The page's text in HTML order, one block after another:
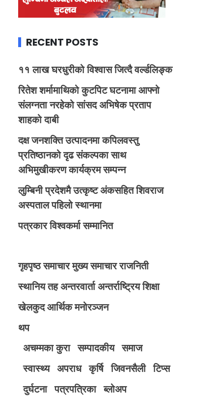
RECENT POSTS
११ लाख घरधुरीको विश्वास जित्दै वर्ल्डलिङ्क
रितेश शर्मामाथिको कुटपिट घटनामा आफ्नो
संलग्नता नरहेको सांसद अभिषेक प्रताप
शाहको दाबी
दक्ष जनशक्ति उत्पादनमा कपिलवस्तु
प्रतिष्ठानको दृढ संकल्पका साथ
अभिमुखीकरण कार्यक्रम सम्पन्न
लुम्बिनी प्रदेशमै उत्कृष्ट अंकसहित शिवराज
अस्पताल पहिलो स्थानमा
पत्रकार विश्वकर्मा सम्मानित
गृहपृष्ठ समाचार मुख्य समाचार राजनिती
स्थानिय तह अन्तरवार्ता अन्तर्राष्ट्रिय शिक्षा
खेलकुद आर्थिक मनोरञ्जन
थप
अचम्मका कुरा
सम्पादकीय
समाज
स्वास्थ्य
अपराध कृर्षि जिवनसैली
टिप्स
दुर्घटना
पत्रपत्रिका
ब्लोअप